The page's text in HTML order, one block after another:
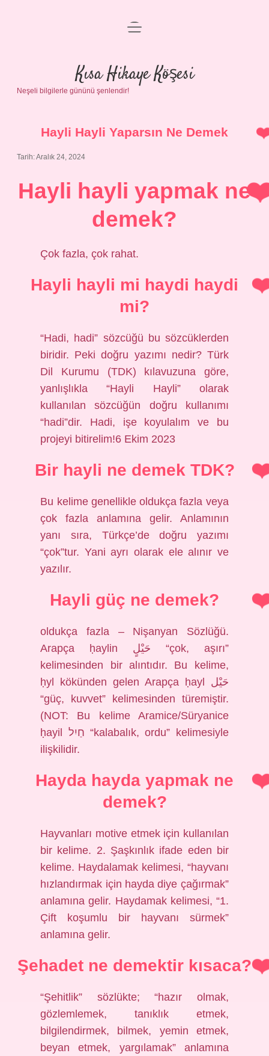
Anasayfa
Gizlilik Politikası
Yasal Uyarı
menüyü
Kısa Hikaye Köşesi
Neşeli bilgilerle gününü şenlendir!
Hayli Hayli Yaparsın Ne Demek
Tarih: Aralık 24, 2024
Hayli hayli yapmak ne
demek?
Çok fazla, çok rahat.
Hayli hayli mi haydi haydi
mi?
“Hadi, hadi” sözcüğü bu sözcüklerden
biridir. Peki doğru yazımı nedir? Türk
Dil Kurumu (TDK) kılavuzuna göre,
yanlışlıkla “Hayli Hayli” olarak
kullanılan sözcüğün doğru kullanımı
“hadi”dir. Hadi, işe koyulalım ve bu
projeyi bitirelim!6 Ekim 2023
Bir hayli ne demek TDK?
Bu kelime genellikle oldukça fazla veya
çok fazla anlamına gelir. Anlamının
yanı sıra, Türkçe’de doğru yazımı
“çok”tur. Yani ayrı olarak ele alınır ve
yazılır.
Hayli güç ne demek?
oldukça fazla – Nişanyan Sözlüğü.
Arapça ḥaylin حَيْلٍ “çok, aşırı”
kelimesinden bir alıntıdır. Bu kelime,
ḥyl kökünden gelen Arapça ḥayl حَيْل
“güç, kuvvet” kelimesinden türemiştir.
(NOT: Bu kelime Aramice/Süryanice
ḥayil חַיִל “kalabalık, ordu” kelimesiyle
ilişkilidir.
Hayda hayda yapmak ne
demek?
Hayvanları motive etmek için kullanılan
bir kelime. 2. Şaşkınlık ifade eden bir
kelime. Haydalamak kelimesi, “hayvanı
hızlandırmak için hayda diye çağırmak”
anlamına gelir. Haydamak kelimesi, “1.
Çift koşumlu bir hayvanı sürmek”
anlamına gelir.
Şehadet ne demektir kısaca?
“Şehitlik” sözlükte; “hazır olmak,
gözlemlemek, tanıklık etmek,
bilgilendirmek, bilmek, yemin etmek,
beyan etmek, yargılamak” anlamına